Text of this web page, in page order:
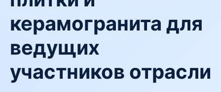
керамогранита для
ведущих
участников отрасли